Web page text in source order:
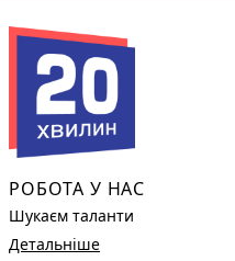
РОБОТА У НАС
Шукаєм таланти
Детальніше